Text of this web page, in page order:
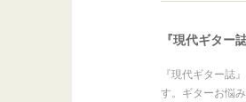
『現代ギター
『現代ギター誌
す。ギターお悩